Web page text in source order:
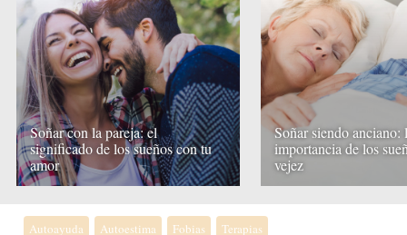
Soñar con la pareja: el
significado de los sueños con tu
amor
Soñar siendo anciano:
importancia de los
vejez
Autoayuda Autoestima Fobias Terapias